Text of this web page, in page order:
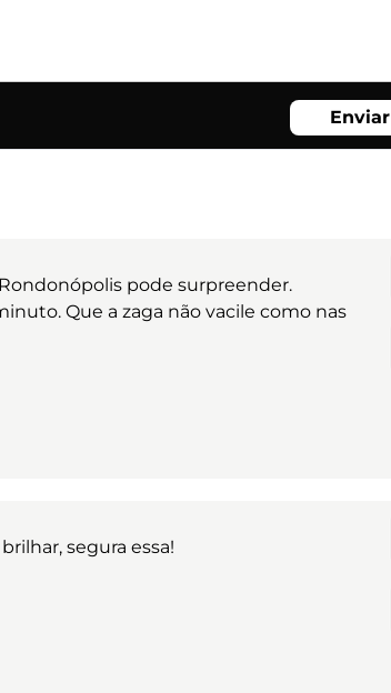
Enviar
pode surpreender.
Que a zaga não vacile como nas
segura essa!